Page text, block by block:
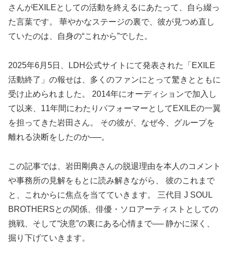
さんがEXILEとしての活動を終えるにあたって、自ら綴っ
た言葉です。 華やかなステージの裏で、彼が見つめ直し
ていたのは、自身の“これから”でした。
2025年6月5日、LDH公式サイトにて発表された「EXILE
活動終了」の報せは、多くのファンにとって驚きとともに
受け止められました。 2014年にオーディションで加入し
て以来、11年間にわたりパフォーマーとしてEXILEの一翼
を担ってきた岩田さん。 その彼が、なぜ今、グループを
離れる決断をしたのか──。
この記事では、岩田剛典さんの脱退理由を本人のコメント
や事務所の見解をもとに読み解きながら、 彼のこれまで
と、これからに焦点を当てていきます。 三代目 J SOUL
BROTHERSとの関係、俳優・ソロアーティストとしての
挑戦、そして“決意”の裏にある心情まで── 静かに深く、
掘り下げていきます。